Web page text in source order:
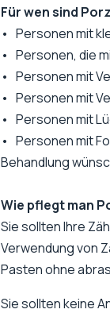
Für wen sind
• Personen mit
• Personen, die
• Personen mit
• Personen mit
• Personen mit
• Personen mit
Behandlung
Wie pflegt man
Sie sollten Ihre
Verwendung von
Pasten ohne
Sie sollten keine